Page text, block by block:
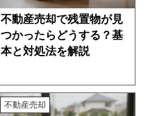
不動産売却で残置物が見
つかったらどうする？基
本と対処法を解説
不動産売却